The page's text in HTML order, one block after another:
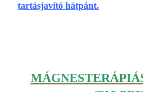
tartásjavító hátpánt.